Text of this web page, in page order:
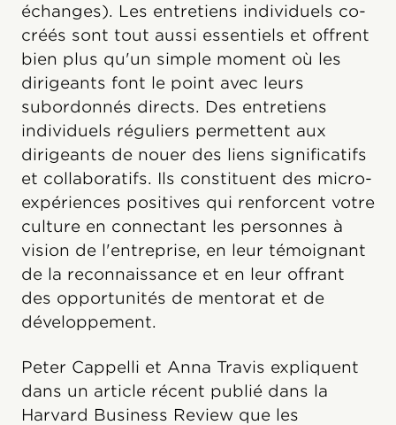
échanges). Les entretiens individuels co-
créés sont tout aussi essentiels et offrent
bien plus qu'un simple moment où les
dirigeants font le point avec leurs
subordonnés directs. Des entretiens
individuels réguliers permettent aux
dirigeants de nouer des liens significatifs
et collaboratifs. Ils constituent des micro-
expériences positives qui renforcent votre
culture en connectant les personnes à
vision de l'entreprise, en leur témoignant
de la reconnaissance et en leur offrant
des opportunités de mentorat et de
développement.
Peter Cappelli et Anna Travis expliquent
dans un article récent publié dans la
Harvard Business Review que les